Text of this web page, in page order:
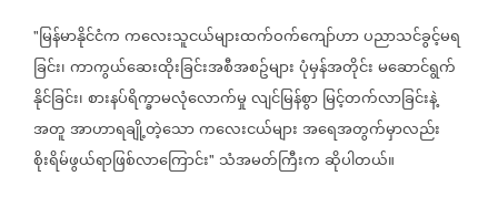
"မြန်မာနိုင်ငံကကလေးသူငယ်များထက်ဝက်ကျော်ဟာပညာသင်ခွင့်မရ
ခြင်း၊ကာကွယ်ဆေးထိုးခြင်းအစီအစဥ်များပုံမှန်အတိုင်းမဆောင်ရွက်
နိုင်ခြင်း၊စားနပ်ရိက္ခာမလုံလောက်မှုလျင်မြန်စွာမြင့်တက်လာခြင်းနဲ့
အတူအာဟာရချို့တဲ့သောကလေးငယ်များအရေအတွက်မှာလည်း
စိုးရိမ်ဖွယ်ရာဖြစ်လာကြောင်း" သံအမတ်ကြီးကဆိုပါတယ်။